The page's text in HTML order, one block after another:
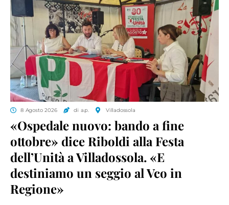
8 Agosto 2026 di a.p. Villadossola
«Ospedale nuovo: bando a fine
ottobre» dice Riboldi alla Festa
dell’Unità a Villadossola. «E
destiniamo un seggio al Vco in
Regione»